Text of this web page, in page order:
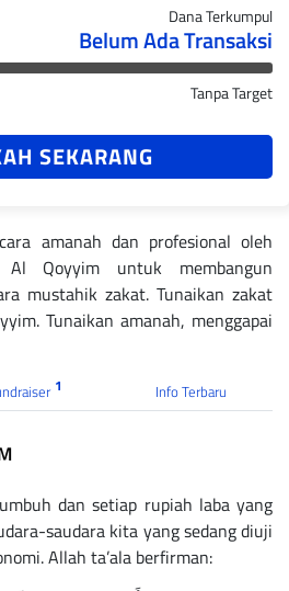
Dana Terkumpul
Belum Ada Transaksi
Tanpa Target
SEKARANG
amanah dan profesional oleh
Qoyyim untuk membangun
mustahik zakat. Tunaikan zakat
Tunaikan amanah, menggapai
1 Info Terbaru
dan setiap rupiah laba yang
saudara kita yang sedang diuji
Allah ta’ala berfirman: